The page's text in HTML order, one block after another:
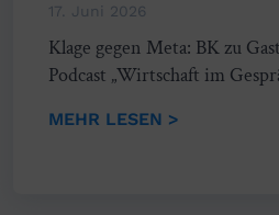
17. Juni 2026
Klage gegen Meta: BK zu
Podcast „Wirtschaft im
MEHR LESEN >